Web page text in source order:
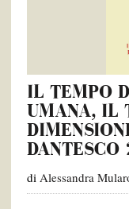
IL TEMPO
UMANA, IL
di Alessandra